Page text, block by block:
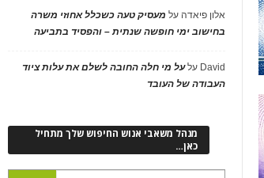
אלון פיאדה על מעסיק טעה כשכלל אחוזי משרה
בחישוב ימי חופשה שנתית – והפסיד בתביעה
David עלעל מי חלה החובה לשלם את עלות ציוד
העבודה של העובד
מנהל משאבי אנוש החיפוש שלך מתחיל
כאן…